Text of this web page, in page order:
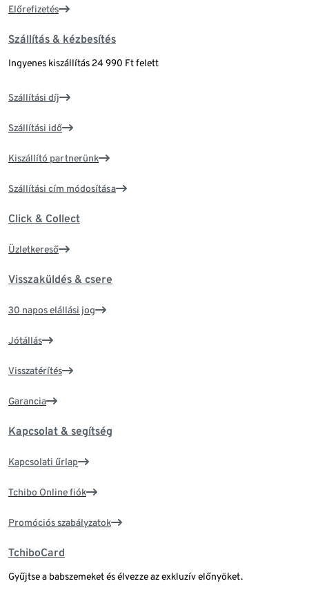
Előrefizetés
Szállítás & kézbesítés
Ingyenes kiszállítás 24 990 Ft felett
Szállítási díj
Szállítási idő
Kiszállító partnerünk
Szállítási cím módosítása
Click & Collect
Üzletkereső
Visszaküldés & csere
30 napos elállási jog
Jótállás
Visszatérítés
Garancia
Kapcsolat & segítség
Kapcsolati űrlap
Tchibo Online fiók
Promóciós szabályzatok
TchiboCard
Gyűjtse a babszemeket és élvezze az exkluzív előnyöket.